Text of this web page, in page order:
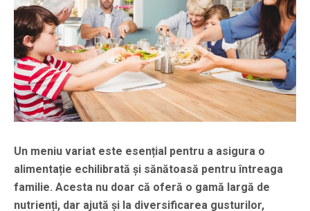
Un meniu variat este esențial pentru a asigura o
alimentație echilibrată și sănătoasă pentru întreaga
familie. Acesta nu doar că oferă o gamă largă de
nutrienți, dar ajută și la diversificarea gusturilor,